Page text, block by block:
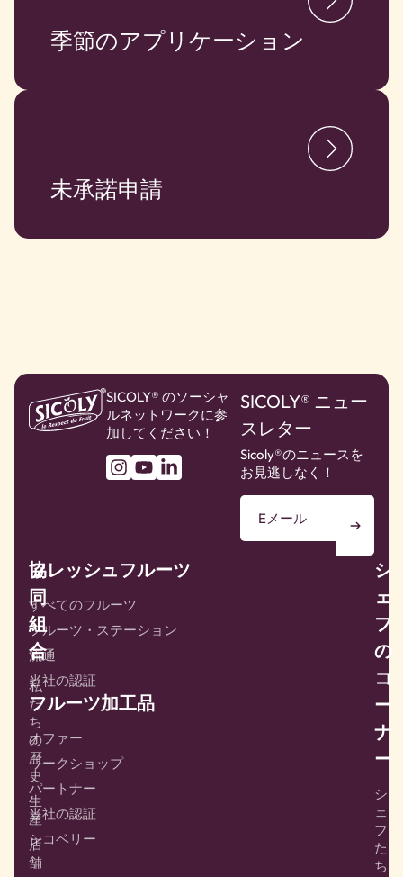
季節のアプリケーション
未承諾申請
SICOLY® のソーシャ
ルネットワークに参
加してください！
SICOLY® ニュー
スレター
Sicoly®のニュースを
お見逃しなく！
協
同
組
合
私
た
ち
の
歴
史
生
産
店
舗
フレッシュフルーツ
すべてのフルーツ
フルーツ・ステーション
流通
当社の認証
フルーツ加工品
オファー
ワークショップ
パートナー
当社の認証
シコベリー
シ
ェ
フ
の
コ
ー
ナ
ー
シ
ェ
フ
た
ち